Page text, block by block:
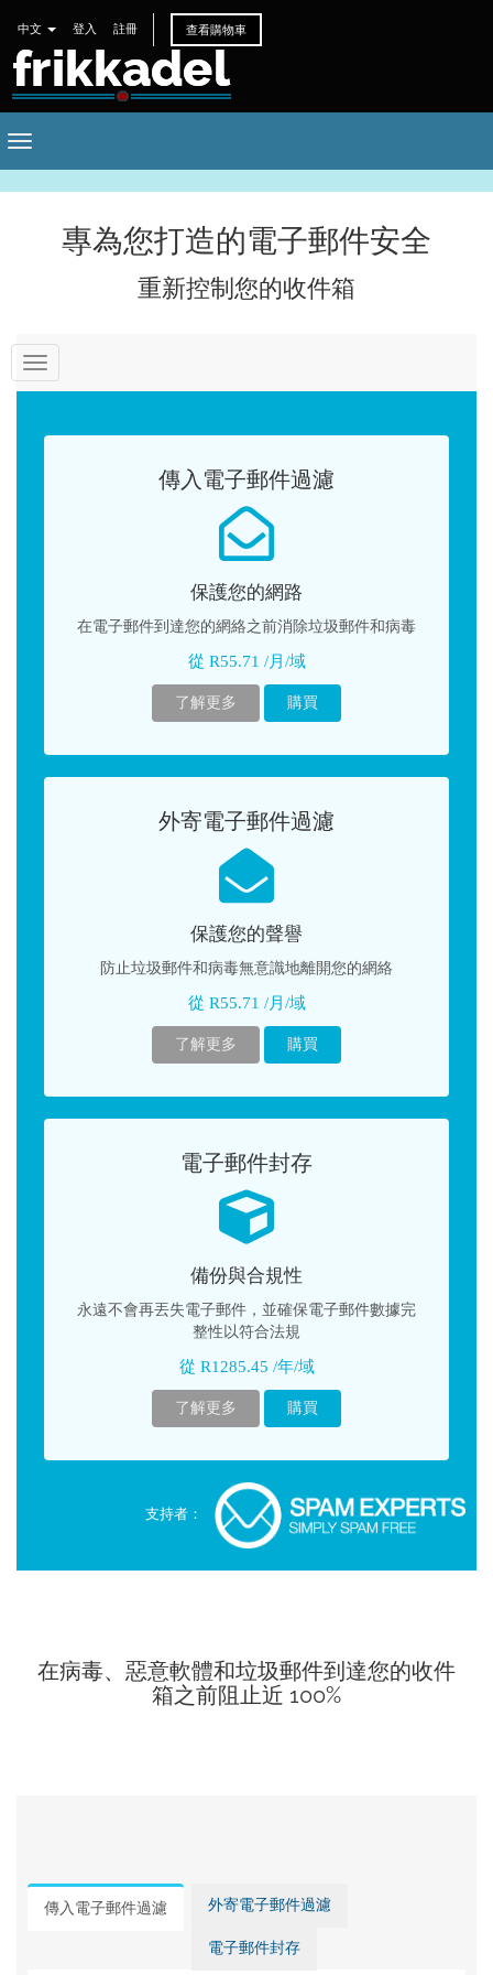
中文 登入 註冊 查看購物車
Toggle
navigation
專為您打造的電子郵件安全
重新控制您的收件箱
切
換
傳入電子郵件過濾
保護您的網路
在電子郵件到達您的網絡之前消除垃圾郵件和病毒
從 R55.71 /月/域
了解更多 購買
外寄電子郵件過濾
保護您的聲譽
防止垃圾郵件和病毒無意識地離開您的網絡
從 R55.71 /月/域
了解更多 購買
電子郵件封存
備份與合規性
永遠不會再丟失電子郵件，並確保電子郵件數據完
整性以符合法規
從 R1285.45 /年/域
了解更多 購買
支持者：
在病毒、惡意軟體和垃圾郵件到達您的收件
箱之前阻止近 100%
傳入電子郵件過濾 外寄電子郵件過濾
電子郵件封存